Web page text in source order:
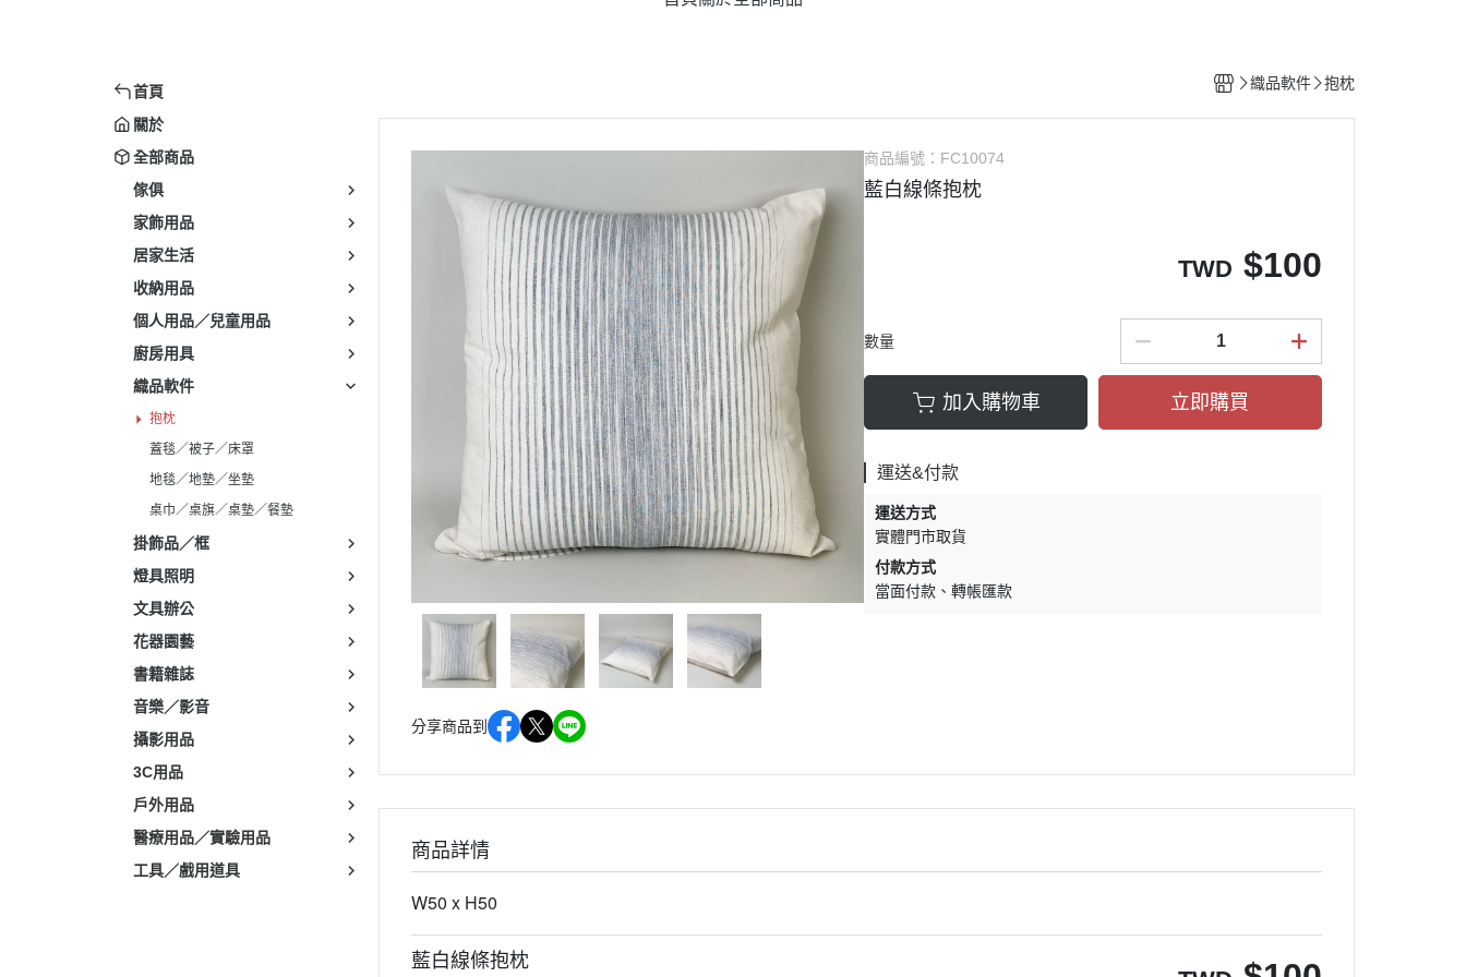
首頁
關於
全部商品
傢俱
家飾用品
居家生活
收納用品
個人用品／兒童用品
廚房用具
織品軟件
抱枕
蓋毯／被子／床罩
地毯／地墊／坐墊
桌巾／桌旗／桌墊／餐墊
掛飾品／框
燈具照明
文具辦公
花器園藝
書籍雜誌
音樂／影音
攝影用品
3C用品
戶外用品
醫療用品／實驗用品
工具／戲用道具
織品軟件 抱枕
分享商品到
商品編號： FC10074
藍白線條抱枕
TWD $100
數量
加入購物車 立即購買
運送&付款
運送方式
實體門市取貨
付款方式
當面付款
轉帳匯款
商品詳情
W50 x H50
藍白線條抱枕